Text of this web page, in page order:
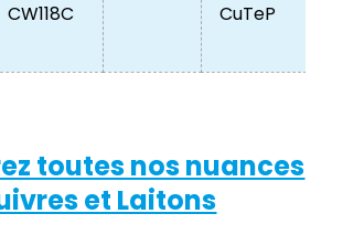
CW118C CuTeP
toutes nos nuances
et Laitons